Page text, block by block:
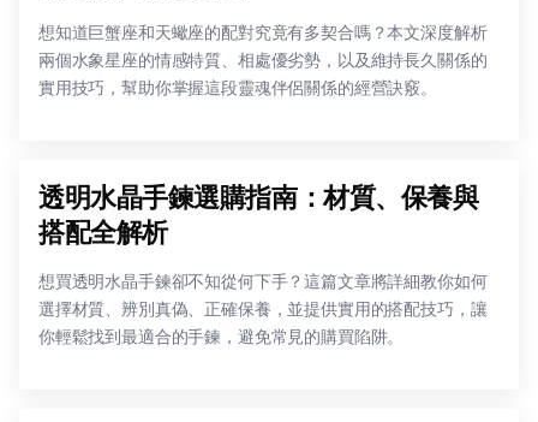
想知道巨蟹座和天蠍座的配對究竟有多契合嗎？本文深度解析
兩個水象星座的情感特質、相處優劣勢，以及維持長久關係的
實用技巧，幫助你掌握這段靈魂伴侶關係的經營訣竅。
透明水晶手鍊選購指南：材質、保養與
搭配全解析
想買透明水晶手鍊卻不知從何下手？這篇文章將詳細教你如何
選擇材質、辨別真偽、正確保養，並提供實用的搭配技巧，讓
你輕鬆找到最適合的手鍊，避免常見的購買陷阱。